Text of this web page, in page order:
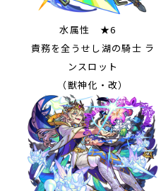
水属性 ★6
責務を全うせし湖の騎士 ラ
ンスロット
（獣神化・改）